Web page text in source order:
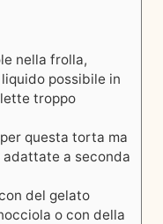
nella frolla,
possibile in
troppo
questa torta ma
adattate a seconda
del gelato
o con della